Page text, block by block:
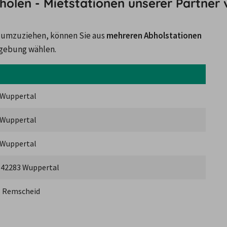
- Mietstationen unserer Partner
können Sie aus mehreren Abholstationen
wählen.
Wuppertal